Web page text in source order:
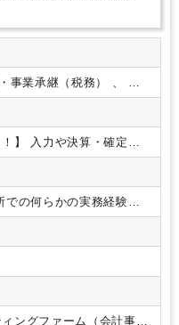
】
入力や決算・確定申
えて幅広くお任せしま
るため幅広い経験やス
告書作成、各申告業務
務相談・節税対策のご提
ことからスタート。顧客
・Web会議などでやりと
せん。 【ポイント】・
クライアントがあり、多
の何らかの実務経験を
をされていた方を想定
ングファーム（会計事務